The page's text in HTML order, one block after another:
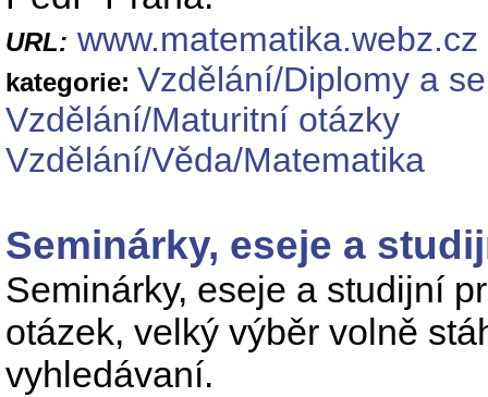
URL: www.matematika.webz.cz
kategorie: Vzdělání/Diplomy a
Vzdělání/Maturitní otázky
Vzdělání/Věda/Matematika
Seminárky, eseje a
Seminárky, eseje a studijní
otázek, velký výběr volně
vyhledávaní.